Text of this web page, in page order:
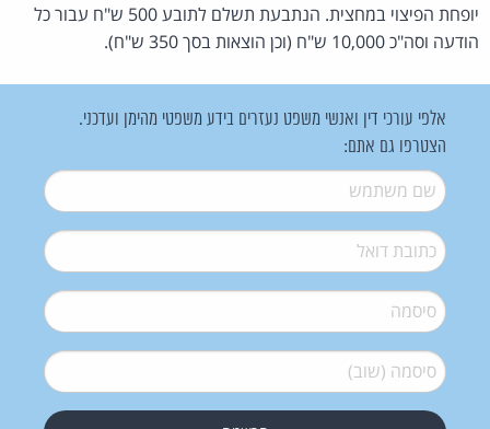
יופחת הפיצוי במחצית. הנתבעת תשלם לתובע 500 ש"ח עבור כל
הודעה וסה"כ 10,000 ש"ח (וכן הוצאות בסך 350 ש"ח).
אלפי עורכי דין ואנשי משפט נעזרים בידע משפטי מהימן ועדכני.
הצטרפו גם אתם:
שם משתמש*
דואל*
סיסמה*
סיסמה (שוב)*